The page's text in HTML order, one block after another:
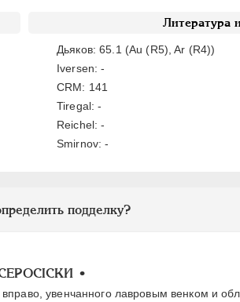
Литература
Дьяков: 65.1 (Au (R5), Ar (R4))
Iversen: -
CRM: 141
Tiregal: -
Reichel: -
Smirnov: -
подделку?
•
увенчанного лавровым венком и